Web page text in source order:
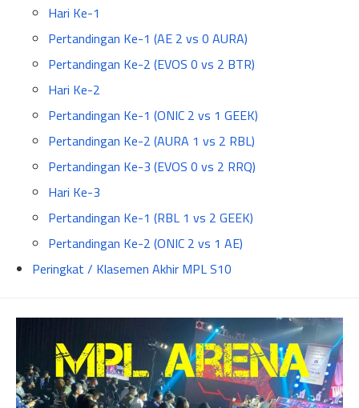
Hari Ke-1
Pertandingan Ke-1 (AE 2 vs 0 AURA)
Pertandingan Ke-2 (EVOS 0 vs 2 BTR)
Hari Ke-2
Pertandingan Ke-1 (ONIC 2 vs 1 GEEK)
Pertandingan Ke-2 (AURA 1 vs 2 RBL)
Pertandingan Ke-3 (EVOS 0 vs 2 RRQ)
Hari Ke-3
Pertandingan Ke-1 (RBL 1 vs 2 GEEK)
Pertandingan Ke-2 (ONIC 2 vs 1 AE)
Peringkat / Klasemen Akhir MPL S10